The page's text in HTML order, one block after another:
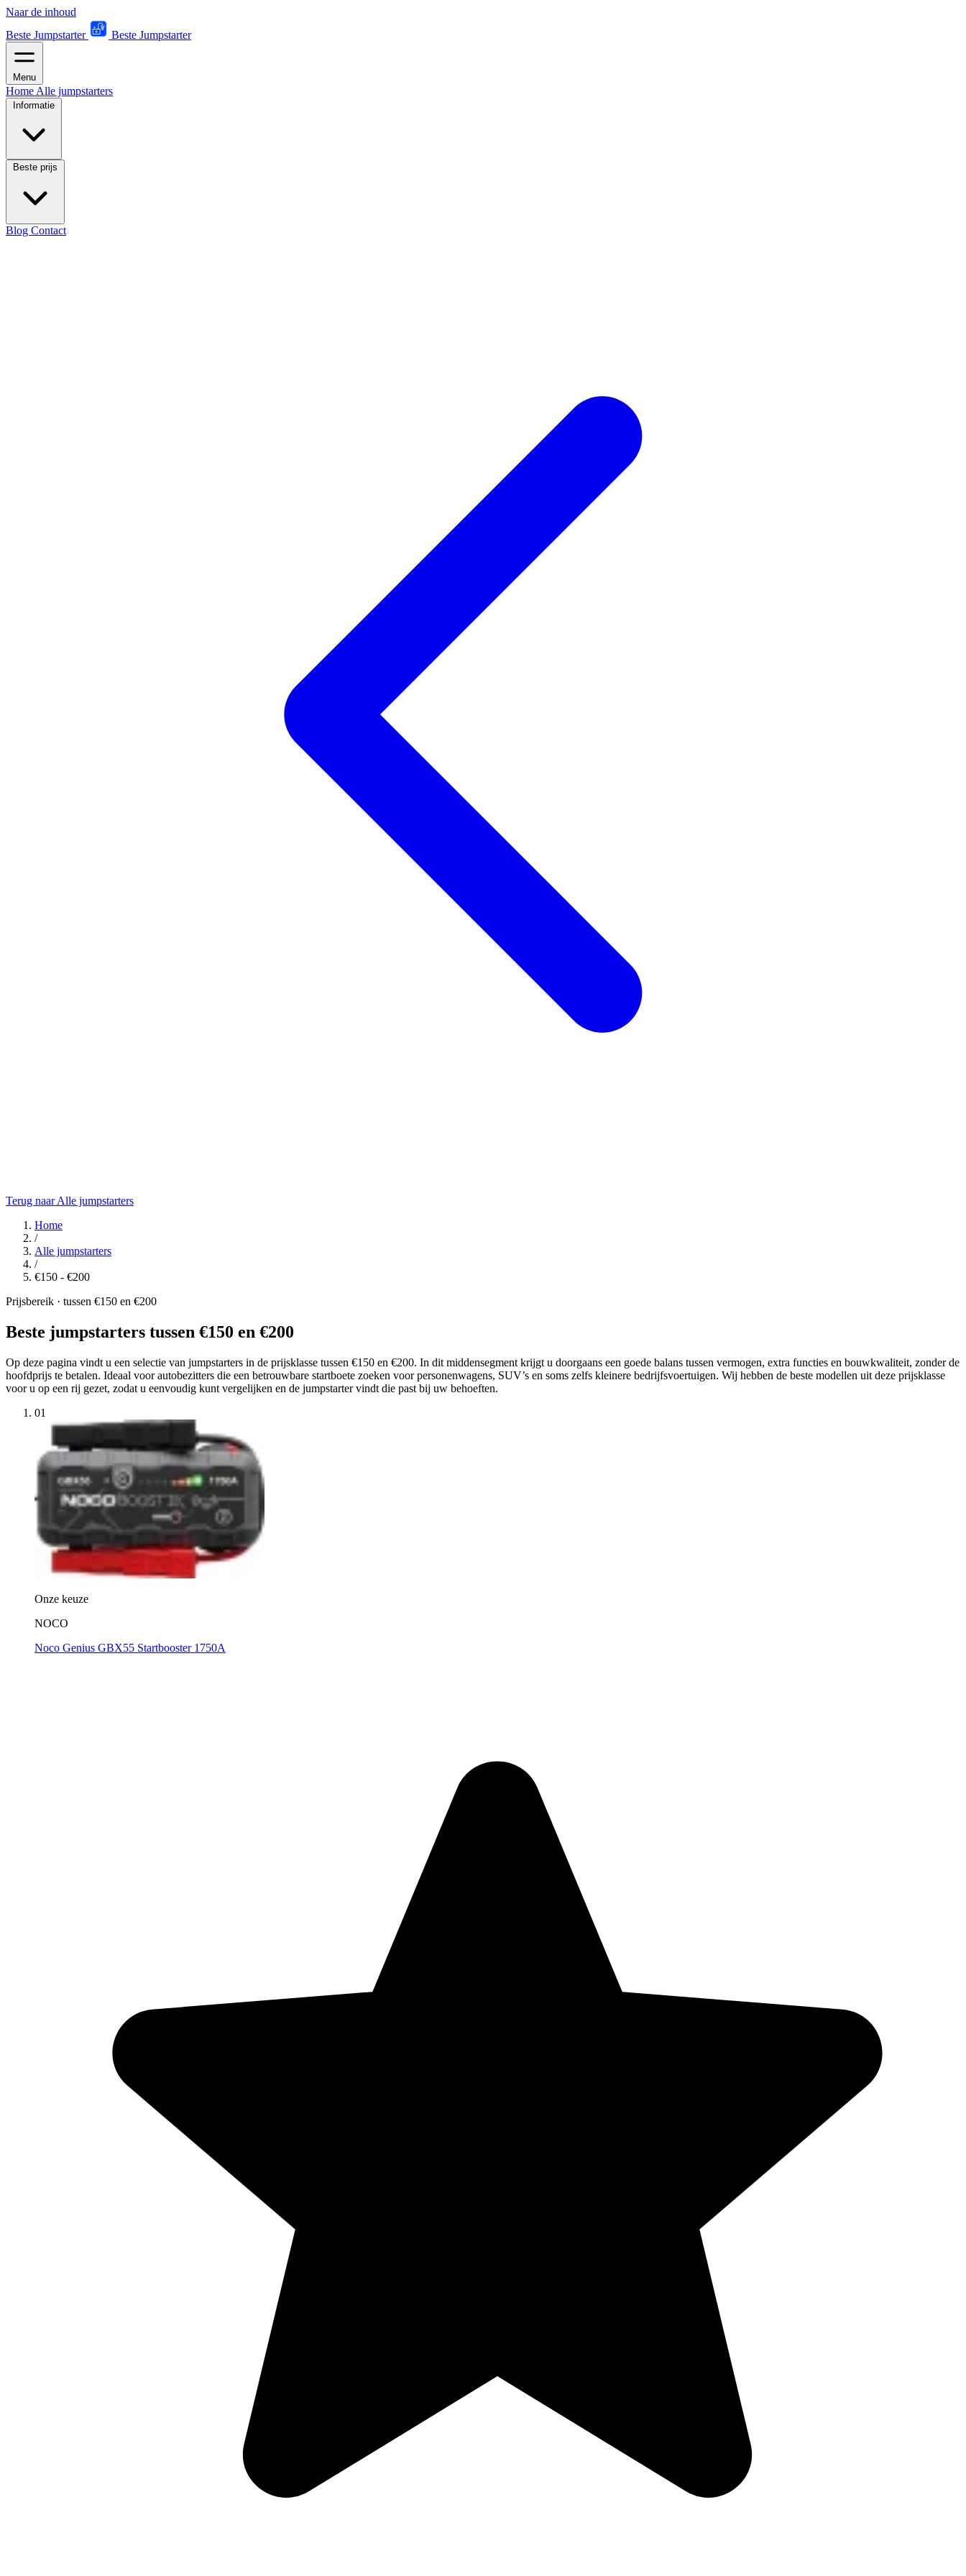
Naar de inhoud
Beste Jumpstarter
Beste Jumpstarter
Menu
Home Alle jumpstarters
Informatie
Beste prijs
Blog Contact
Terug naar Alle jumpstarters
Home
/
Alle jumpstarters
/
€150 - €200
Prijsbereik · tussen €150 en €200
Beste jumpstarters tussen €150 en €200
Op deze pagina vindt u een selectie van jumpstarters in de prijsklasse tussen €150 en €200. In dit middensegment krijgt u doorgaans een goede balans tussen vermogen, extra functies en bouwkwaliteit, zonder de
hoofdprijs te betalen. Ideaal voor autobezitters die een betrouwbare startboete zoeken voor personenwagens, SUV’s en soms zelfs kleinere bedrijfsvoertuigen. Wij hebben de beste modellen uit deze prijsklasse
voor u op een rij gezet, zodat u eenvoudig kunt vergelijken en de jumpstarter vindt die past bij uw behoeften.
01
Onze keuze
NOCO
Noco Genius GBX55 Startbooster 1750A